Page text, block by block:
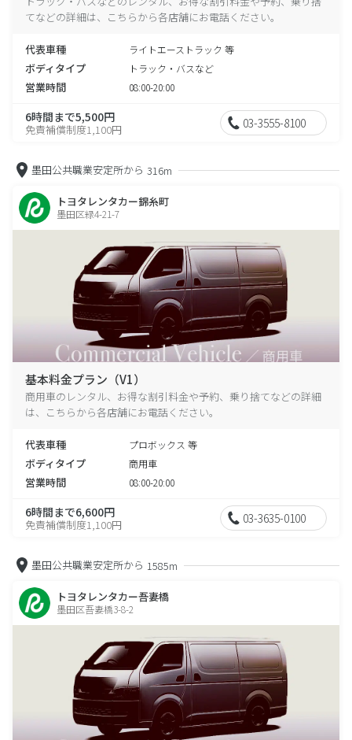
てなどの詳細は、こちらから各店舗にお電話ください。
代表車種 ライトエーストラック 等
ボディタイプ トラック・バスなど
営業時間 08:00-20:00
6時間まで5,500円
免責補償制度1,100円 03-3555-8100
墨田公共職業安定所から 316m
トヨタレンタカー錦糸町
墨田区緑4-21-7
基本料金プラン（V1）
商用車のレンタル、お得な割引料金や予約、乗り捨てなどの詳細
は、こちらから各店舗にお電話ください。
代表車種 プロボックス 等
ボディタイプ 商用車
営業時間 08:00-20:00
6時間まで6,600円
免責補償制度1,100円 03-3635-0100
墨田公共職業安定所から 1585m
トヨタレンタカー吾妻橋
墨田区吾妻橋3-8-2